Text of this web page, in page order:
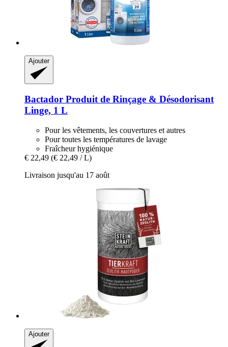
Ajouter
Bactador Produit de Rinçage & Désodorisant
Linge, 1 L
Pour les vêtements, les couvertures et autres
Pour toutes les températures de lavage
Fraîcheur hygiénique
€ 22,49 (€ 22,49 / L)
Livraison jusqu'au 17 août
Ajouter